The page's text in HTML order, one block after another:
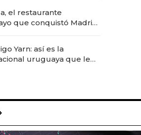
el restaurante
que conquistó Madrid:
y prepara apertura
Yarn: así es la
uruguaya que le